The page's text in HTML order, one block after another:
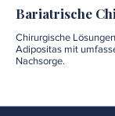
Bariatrische
Chirurgische
Adipositas mit
Nachsorge.